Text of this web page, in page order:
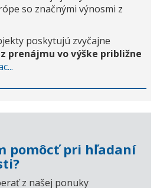
so značnými výnosmi z
poskytujú zvyčajne
prenájmu vo výške približne
pomôcť pri hľadaní
z našej ponuky